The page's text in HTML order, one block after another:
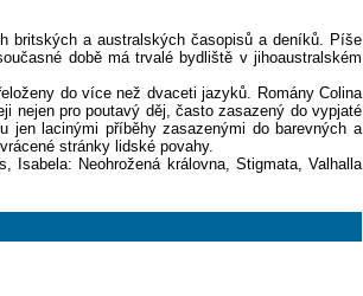
britských a australských časopisů a deníků. Píše
době má trvalé bydliště v jihoaustralském
do více než dvaceti jazyků. Romány Colina
nejen pro poutavý děj, často zasazený do vypjaté
jen lacinými příběhy zasazenými do barevných a
stránky lidské povahy.
Isabela: Neohrožená královna, Stigmata, Valhalla